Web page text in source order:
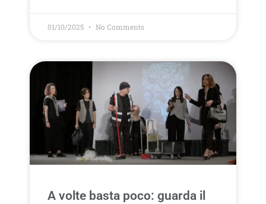
01/10/2025 No Comments
A volte basta poco: guarda il